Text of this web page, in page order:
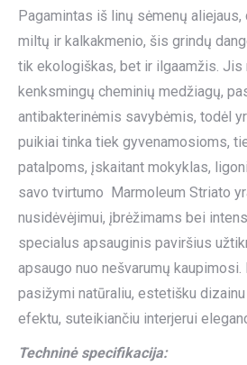
Pagamintas iš linų sėmenų
miltų ir kalkakmenio, šis grindų
tik ekologiškas, bet ir ilgaamžis. Jis
kenksmingų cheminių medžiagų,
antibakterinėmis savybėmis, todėl
puikiai tinka tiek gyvenamosioms,
patalpoms, įskaitant mokyklas,
savo tvirtumo Marmoleum Striato
nusidėvėjimui, įbrėžimams bei
specialus apsauginis paviršius
apsaugo nuo nešvarumų
pasižymi natūraliu, estetišku
efektu, suteikiančiu interjerui
Techninė specifikacija: